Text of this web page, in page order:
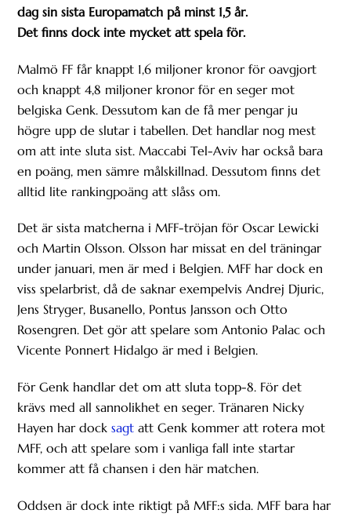
dag sin sista Europamatch på minst 1,5 år.
Det finns dock inte mycket att spela för.
Malmö FF får knappt 1,6 miljoner kronor för oavgjort
och knappt 4,8 miljoner kronor för en seger mot
belgiska Genk. Dessutom kan de få mer pengar ju
högre upp de slutar i tabellen. Det handlar nog mest
om att inte sluta sist. Maccabi Tel-Aviv har också bara
en poäng, men sämre målskillnad. Dessutom finns det
alltid lite rankingpoäng att slåss om.
Det är sista matcherna i MFF-tröjan för Oscar Lewicki
och Martin Olsson. Olsson har missat en del träningar
under januari, men är med i Belgien. MFF har dock en
viss spelarbrist, då de saknar exempelvis Andrej Djuric,
Jens Stryger, Busanello, Pontus Jansson och Otto
Rosengren. Det gör att spelare som Antonio Palac och
Vicente Ponnert Hidalgo är med i Belgien.
För Genk handlar det om att sluta topp-8. För det
krävs med all sannolikhet en seger. Tränaren Nicky
Hayen har docksagt att Genk kommer att rotera mot
MFF, och att spelare som i vanliga fall inte startar
kommer att få chansen i den här matchen.
Oddsen är dock inte riktigt på MFF:s sida. MFF bara har